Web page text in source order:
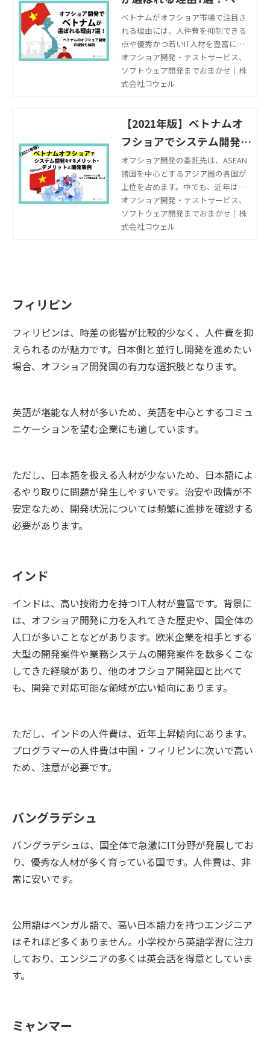
ナムのオフショア開発の現
状も解説
ベトナムがオフショア市場で注目さ
れる理由には、人件費を抑制できる
点や優秀かつ若いIT人材を豊富に抱
えている点などが挙げられます。こ
の記事では、オフショア開発でベト
ナムが選ばれる理由や、ベトナムで
オフショア開発・テストサービス、
ソフトウェア開発までおまかせ｜株
式会社コウェル
【2021年版】ベトナムオ
フショアでシステム開発を
するメリット・デメリット
と開発事例
オフショア開発の委託先は、ASEAN
諸国を中心とするアジア圏の各国が
上位を占めます。中でも、近年はベ
トナムが大きな人気を集めており、
一極集中ともいうべき状況にありま
す。 なぜベトナムが、システムやア
フショア開発.com（運営・株式会社
Resorz）が2021年10月に発行した
『オフショア開発白書2021年・ベト
ナム版』の内容に沿って、ベトナム
秘密を深掘りしていきます。
オフショア開発・テストサービス、
ソフトウェア開発までおまかせ｜株
式会社コウェル
フィリピン
フィリピンは、時差の影響が比較的少なく、人件費を抑
えられるのが魅力です。日本側と並行し開発を進めたい
場合、オフショア開発国の有力な選択肢となります。
英語が堪能な人材が多いため、英語を中心とするコミュ
ニケーションを望む企業にも適しています。
ただし、日本語を扱える人材が少ないため、日本語によ
るやり取りに問題が発生しやすいです。治安や政情が不
安定なため、開発状況については頻繁に進捗を確認する
必要があります。
インド
インドは、高い技術力を持つIT人材が豊富です。背景に
は、オフショア開発に力を入れてきた歴史や、国全体の
人口が多いことなどがあります。欧米企業を相手とする
大型の開発案件や業務システムの開発案件を数多くこな
してきた経験があり、他のオフショア開発国と比べて
も、開発で対応可能な領域が広い傾向にあります。
ただし、インドの人件費は、近年上昇傾向にあります。
プログラマーの人件費は中国・フィリピンに次いで高い
ため、注意が必要です。
バングラデシュ
バングラデシュは、国全体で急激にIT分野が発展してお
り、優秀な人材が多く育っている国です。人件費は、非
常に安いです。
公用語はベンガル語で、高い日本語力を持つエンジニア
はそれほど多くありません。小学校から英語学習に注力
しており、エンジニアの多くは英会話を得意としていま
す。
ミャンマー